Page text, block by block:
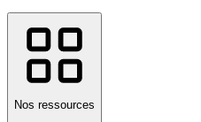
Nos ressources